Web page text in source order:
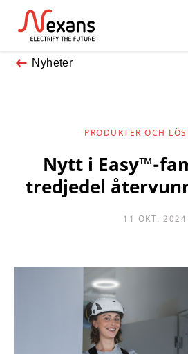
Nyheter
PRODUKTER OCH
Nytt i Easy™-
tredjedel
11 OKT. 2024